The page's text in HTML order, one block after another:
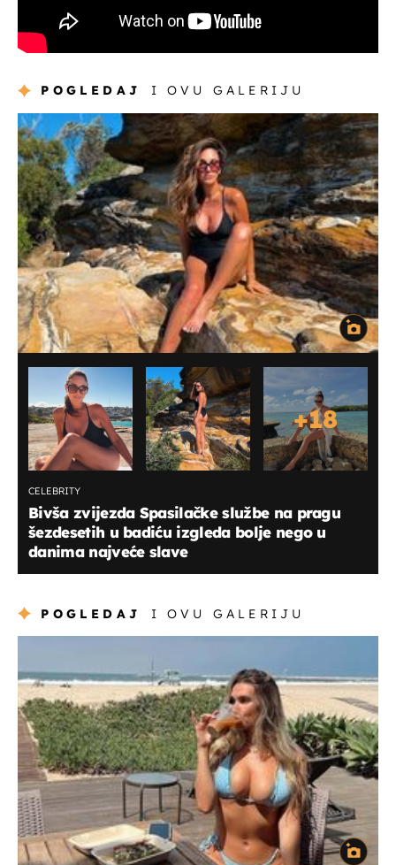
POGLEDAJ I OVU GALERIJU
+18
CELEBRITY
Bivša zvijezda Spasilačke službe na pragu
šezdesetih u badiću izgleda bolje nego u
danima najveće slave
POGLEDAJ I OVU GALERIJU